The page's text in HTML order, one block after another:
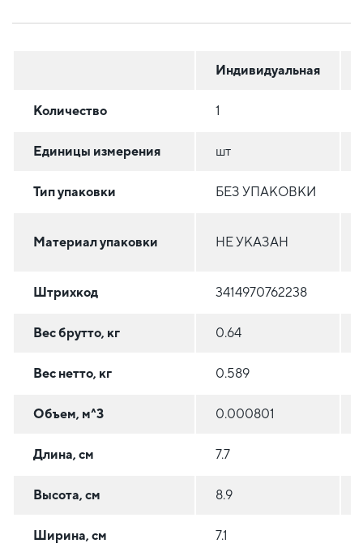
Индивидуальная
Количество 1
Единицы измерения шт
Тип упаковки БЕЗ УПАКОВКИ
Материал упаковки НЕ УКАЗАН
Штрихкод 3414970762238
Вес брутто, кг 0.64
Вес нетто, кг 0.589
Объем, м^3 0.000801
Длина, см 7.7
Высота, см 8.9
Ширина, см 7.1